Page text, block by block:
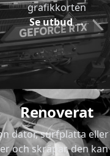
grafikkorten
Se utbud→
Renoverat
dator, surfplatta
och skräpar, den